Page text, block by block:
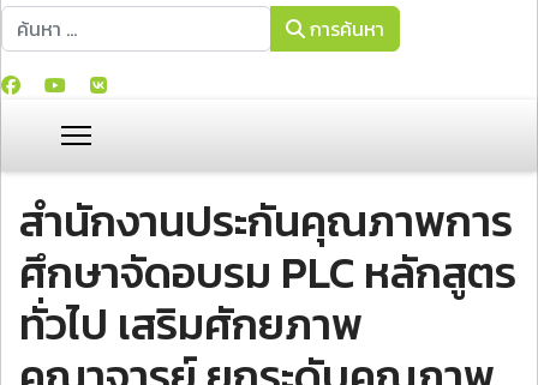
การค้นหา
การค้นหา
สำนักงานประกันคุณภาพการ
ศึกษาจัดอบรม PLC หลักสูตร
ทั่วไป เสริมศักยภาพ